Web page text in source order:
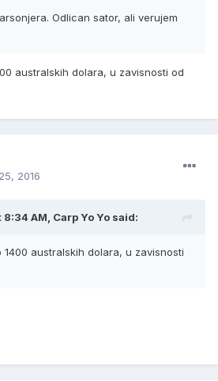
Odlican sator, ali verujem
australskih dolara, u zavisnosti od
2016
AM, Carp Yo Yo said:
1400 australskih dolara, u zavisnosti